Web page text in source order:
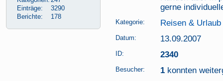
gerne
Kategorie: Reisen & Urlaub
Datum: 13.09.2007
ID: 2340
Besucher: 1 konnten
Einträge:
3290
Berichte:
178